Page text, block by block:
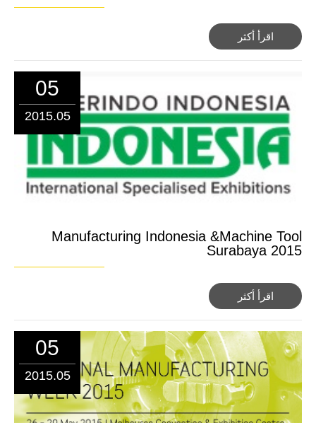
اقرأ أكثر
05
2015.05
Manufacturing Indonesia &Machine Tool
Surabaya 2015
اقرأ أكثر
05
2015.05